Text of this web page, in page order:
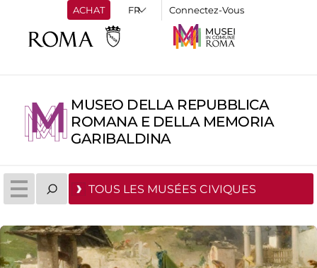
ACHAT Connectez-Vous
MUSEO DELLA REPUBBLICA
ROMANA E DELLA MEMORIA
GARIBALDINA
TOUS LES MUSÉES CIVIQUES